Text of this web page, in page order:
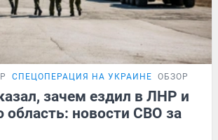
СПЕЦОПЕРАЦИЯ НА УКРАИНЕ ОБЗОР
зачем ездил в ЛНР и
область: новости СВО за